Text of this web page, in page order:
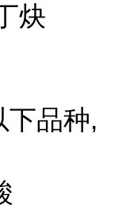
炔
下品种,